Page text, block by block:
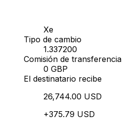
Xe
Tipo de cambio
1.337200
Comisión de transferencia
0 GBP
El destinatario recibe
26,744.00 USD
+375.79 USD